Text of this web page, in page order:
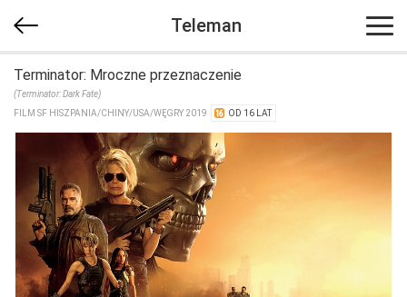
Teleman
Terminator: Mroczne przeznaczenie
(Terminator: Dark Fate)
FILM SF HISZPANIA/​CHINY/​USA/​WĘGRY 2019
OD 16 LAT